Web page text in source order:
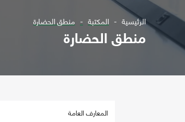
الرئيسية المكتبة منطق الحضارة
منطق الحضارة
المعارف العامة